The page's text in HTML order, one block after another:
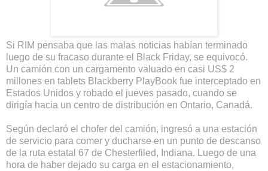
Si RIM pensaba que las malas noticias habían terminado
luego de su fracaso durante el Black Friday, se equivocó.
Un camión con un cargamento valuado en casi US$ 2
millones en tablets Blackberry PlayBook fue interceptado en
Estados Unidos y robado el jueves pasado, cuando se
dirigía hacia un centro de distribución en Ontario, Canadá.
Según declaró el chofer del camión, ingresó a una estación
de servicio para comer y ducharse en un punto de descanso
de la ruta estatal 67 de Chesterfiled, Indiana. Luego de una
hora de haber dejado su carga en el estacionamiento,